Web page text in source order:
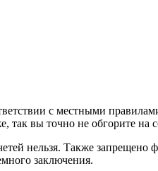
с местными
так вы точно не обгорите на
нельзя. Также запрещено
заключения.